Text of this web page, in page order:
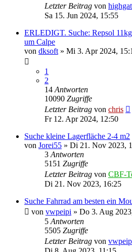
Letzter Beitrag von
Sa 15. Jun 2024, 15:55
ERLEDIGT. Suche: Repsol
um Calpe
von dksoft » Mi 3. Apr 2024,
1
2
14 Antworten
10090 Zugriffe
Letzter Beitrag von chris
Fr 12. Apr 2024, 12:50
Suche kleine Lagerfläche 2-4 m2
von Jorei55 » Di 21. Nov 2023,
3 Antworten
5151 Zugriffe
Letzter Beitrag von CBF-
Di 21. Nov 2023, 16:25
Suche Fahrrad am besten ein
von vwpeipi » Do 3. Aug
5 Antworten
5505 Zugriffe
Letzter Beitrag von